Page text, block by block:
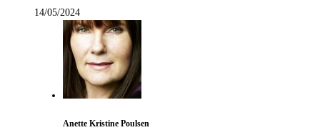
14/05/2024
Anette Kristine Poulsen